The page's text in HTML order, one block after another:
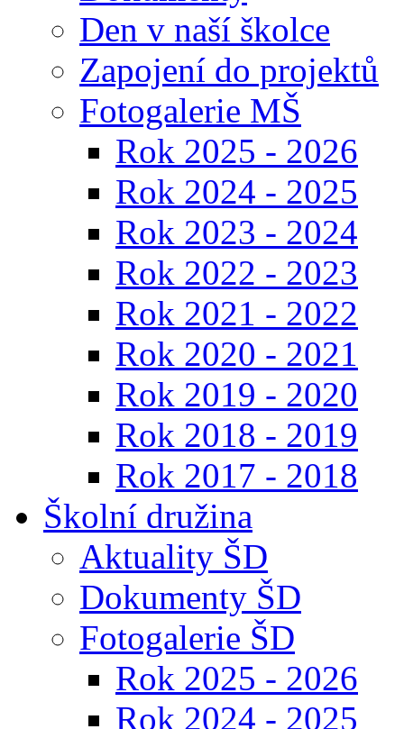
Den v naší školce
Zapojení do projektů
Fotogalerie MŠ
Rok 2025 - 2026
Rok 2024 - 2025
Rok 2023 - 2024
Rok 2022 - 2023
Rok 2021 - 2022
Rok 2020 - 2021
Rok 2019 - 2020
Rok 2018 - 2019
Rok 2017 - 2018
Školní družina
Aktuality ŠD
Dokumenty ŠD
Fotogalerie ŠD
Rok 2025 - 2026
Rok 2024 - 2025